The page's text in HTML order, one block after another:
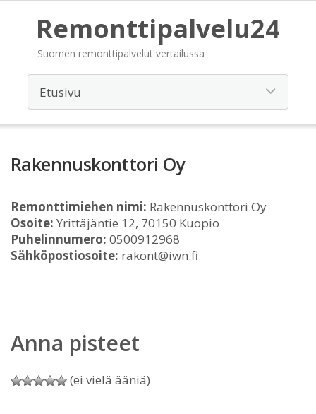
Remonttipalvelu24
Suomen remonttipalvelut vertailussa
Rakennuskonttori Oy
Remonttimiehen nimi: Rakennuskonttori Oy
Osoite: Yrittäjäntie 12, 70150 Kuopio
Puhelinnumero: 0500912968
Sähköpostiosoite: rakont@iwn.fi
Anna pisteet
(ei vielä ääniä)